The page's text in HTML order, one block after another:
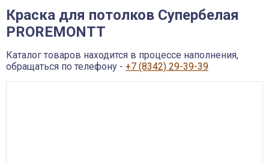
Баки и емкости АНИОН
Газовое оборудование
Запорная и регулирующая арматура
Инструмент
О компании
Оплата
Доставка
Краска для потолков Супербелая
PROREMONTT
Каталог товаров находится в процессе наполнения,
обращаться по телефону - +7 (8342) 29-39-39